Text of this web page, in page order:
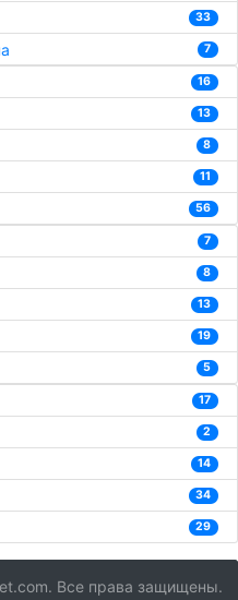
33
7
16
13
8
11
56
7
8
13
19
5
17
2
14
34
29
Все права защищены.